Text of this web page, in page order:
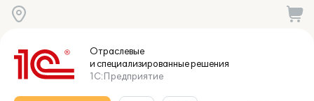
Отраслевые
и специализированныерешения
1С:Предприятие